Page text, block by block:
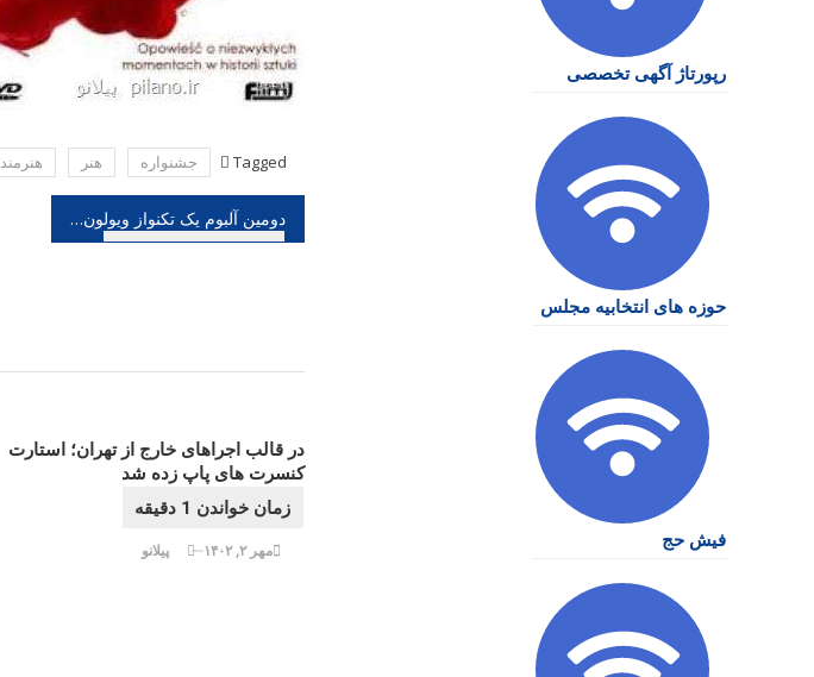
Tagged جشنواره هنر هنرمند
راهبری
دومین آلبوم یک تکنواز ویولون منتشر خواهد شد
در قالب اجراهای خارج از تهران؛ استارت
کنسرت های پاپ زده شد
مهر ۲, ۱۴۰۲ پیلانو
رپورتاژ آگهی تخصصی
حوزه های انتخابیه مجلس
فیش حج